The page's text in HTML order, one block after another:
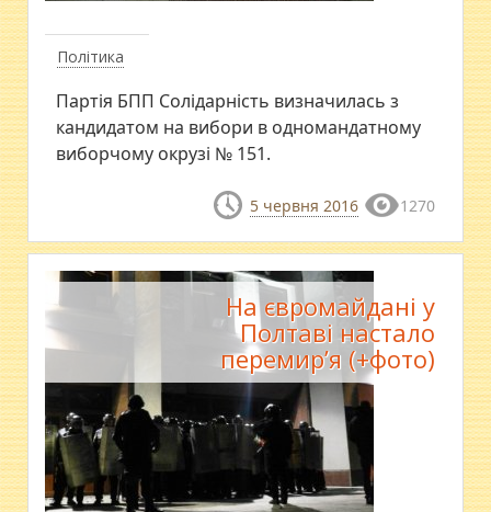
Політика
Партія БПП Солідарність визначилась з
кандидатом на вибори в одномандатному
виборчому окрузі № 151.
5 червня 2016 1270
На євромайдані у
Полтаві настало
перемир’я (+фото)